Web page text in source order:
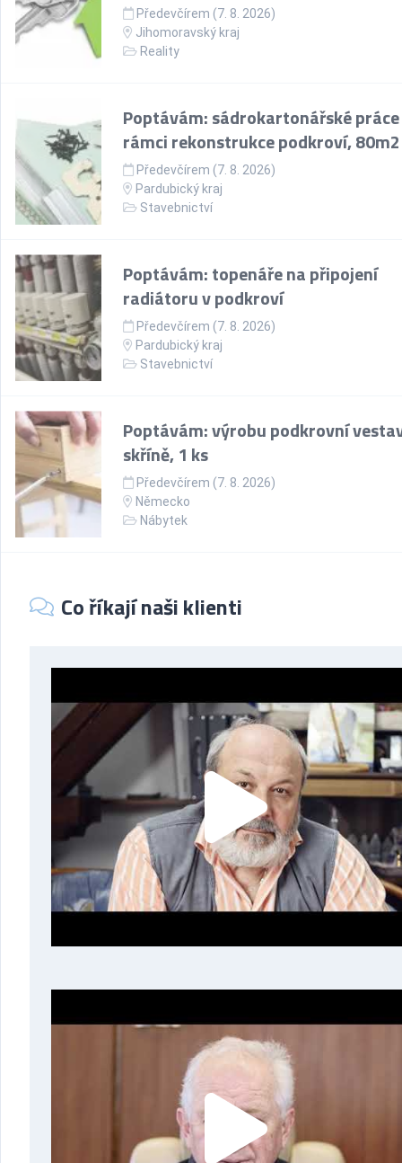
Předevčírem (7. 8. 2026)
Jihomoravský kraj
Reality
Poptávám: sádrokartonářské
rámci rekonstrukce podkroví, 80m2
Předevčírem (7. 8. 2026)
Pardubický kraj
Stavebnictví
Poptávám: topenáře na připojení
radiátoru v podkroví
Předevčírem (7. 8. 2026)
Pardubický kraj
Stavebnictví
Poptávám: výrobu podkrovní
skříně, 1 ks
Předevčírem (7. 8. 2026)
Německo
Nábytek
Co říkají naši klienti